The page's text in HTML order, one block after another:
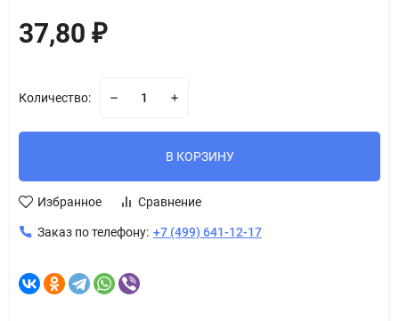
37,80 ₽
Количество:
В КОРЗИНУ
Избранное Сравнение
Заказ по телефону: +7 (499) 641-12-17